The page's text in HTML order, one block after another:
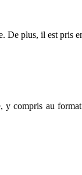
plus, il est pris
y compris au